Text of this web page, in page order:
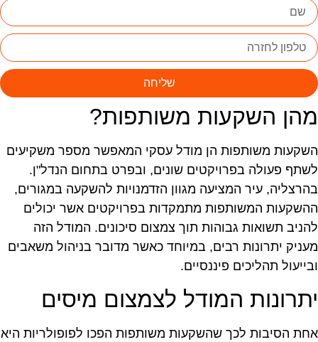
שליחה
השקעות משותפות?
משותפות הן מודל עסקי המאפשר מספר משקיעים
פעולה בפרויקטים שונים, ובפרט בתחום הנדל"ן.
עיר המציעה מגוון הזדמנויות להשקעה במגורים,
המשותפות מתמקדות בפרויקטים אשר יכולים
תשואות גבוהות תוך צמצום סיכונים. המודל הזה
יתרונות רבים, במיוחד כאשר מדובר בניהול משאבים
תהליכים פיננסיים.
המודל לצמצום מיסים
הסיבות לכך שהשקעות משותפות הפכו לפופולריות היא